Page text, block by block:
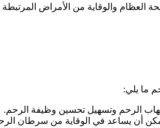
والوقاية من الأمراض المرتبطة
ما يلي:
الرحم وتسهيل تحسين وظيفة الرحم.
أن يساعد في الوقاية من سرطان